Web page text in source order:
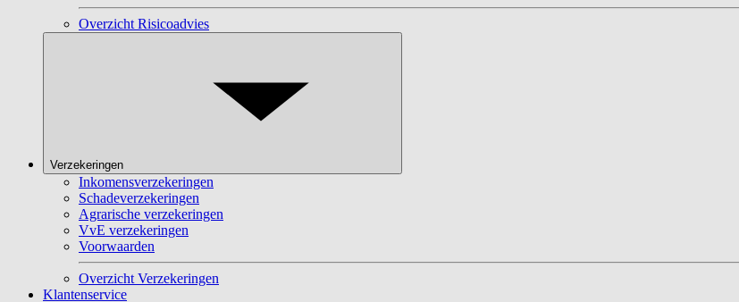
Overzicht Risicoadvies
Verzekeringen
Inkomensverzekeringen
Schadeverzekeringen
Agrarische verzekeringen
VvE verzekeringen
Voorwaarden
Overzicht Verzekeringen
Klantenservice